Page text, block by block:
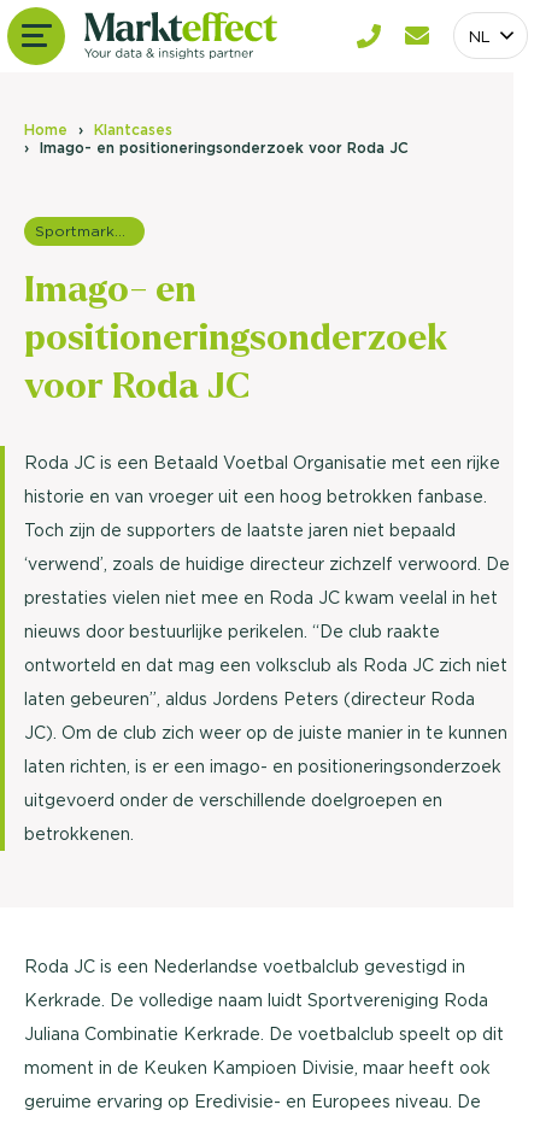
NL
Home
Klantcases
Imago- en positioneringsonderzoek voor Roda JC
Sportmarketing onderzoek
Imago- en
positioneringsonderzoek
voor Roda JC
Roda JC is een Betaald Voetbal Organisatie met een rijke
historie en van vroeger uit een hoog betrokken fanbase.
Toch zijn de supporters de laatste jaren niet bepaald
‘verwend’, zoals de huidige directeur zichzelf verwoord. De
prestaties vielen niet mee en Roda JC kwam veelal in het
nieuws door bestuurlijke perikelen. “De club raakte
ontworteld en dat mag een volksclub als Roda JC zich niet
laten gebeuren”, aldus Jordens Peters (directeur Roda
JC). Om de club zich weer op de juiste manier in te kunnen
laten richten, is er een imago- en positioneringsonderzoek
uitgevoerd onder de verschillende doelgroepen en
betrokkenen.
Roda JC is een Nederlandse voetbalclub gevestigd in
Kerkrade. De volledige naam luidt Sportvereniging Roda
Juliana Combinatie Kerkrade. De voetbalclub speelt op dit
moment in de Keuken Kampioen Divisie, maar heeft ook
geruime ervaring op Eredivisie- en Europees niveau. De